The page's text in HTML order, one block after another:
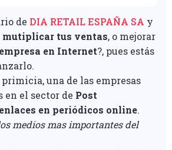
de DIA RETAIL ESPAÑA SA y
mutiplicar tus ventas, o mejorar
en Internet?, pues estás
una de las empresas
en el sector de Post
enlaces en periódicos online.
medios mas importantes del